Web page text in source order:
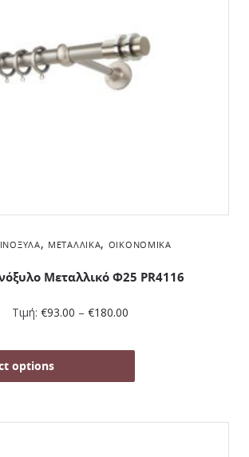
, ΜΕΤΑΛΛΙΚΆ, ΟΙΚΟΝΟΜΙΚΆ
Μεταλλικό Φ25 PR4116
Τιμή: €93.00 – €180.00
options